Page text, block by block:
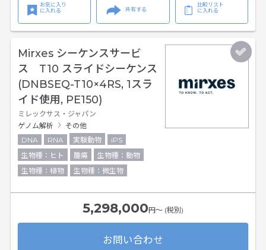
お気に入り
に入れる
共有する
比較リスト
に入れる
Mirxes シーケンスサービ
ス T10 スライドシーケンス
(DNBSEQ-T10×4RS, 1スラ
イド使用, PE150)
ミレックサス・ジャパン
ゲノム解析
その他
DNA
RNA 実験動物
iPS
生物種：ヒト
腫瘍
生物種：動物
生物種：植物
生物種：微生物
5,298,000円〜 (税別)
お問い合わせ